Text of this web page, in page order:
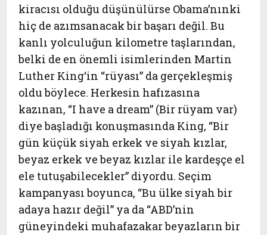
kiracısı olduğu düşünülürse Obama’nınki
hiç de azımsanacak bir başarı değil. Bu
kanlı yolculuğun kilometre taşlarından,
belki de en önemli isimlerinden Martin
Luther King‘in “rüyası” da gerçekleşmiş
oldu böylece. Herkesin hafızasına
kazınan, “I have a dream” (Bir rüyam var)
diye başladığı konuşmasında King, “Bir
gün küçük siyah erkek ve siyah kızlar,
beyaz erkek ve beyaz kızlar ile kardeşçe el
ele tutuşabilecekler” diyordu. Seçim
kampanyası boyunca, “Bu ülke siyah bir
adaya hazır değil” ya da “ABD’nin
güneyindeki muhafazakar beyazların bir